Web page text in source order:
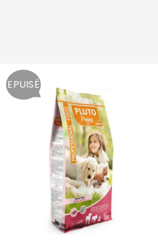
SE CONNECTER
MOT DE PASSE PERDU ?
EPUISÉ